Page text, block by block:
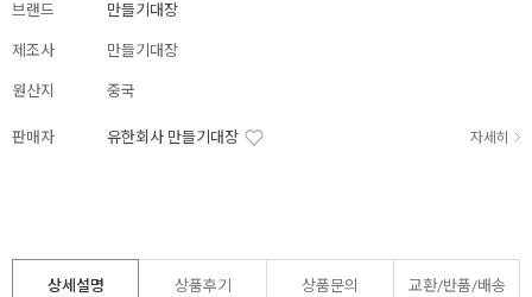
브랜드 만들기대장
제조사 만들기대장
원산지 중국
판매자 유한회사 만들기대장 자세히
상세설명 상품후기 상품문의 교환/반품/배송